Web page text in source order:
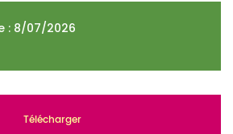
: 8/07/2026
Télécharger